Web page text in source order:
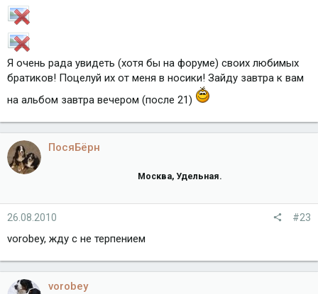
Я очень рада увидеть (хотя бы на форуме) своих любимых
братиков! Поцелуй их от меня в носики! Зайду завтра к вам
на альбом завтра вечером (после 21)
ПосяБёрн
Москва, Удельная.
26.08.2010 #23
vorobey, жду с не терпением
vorobey